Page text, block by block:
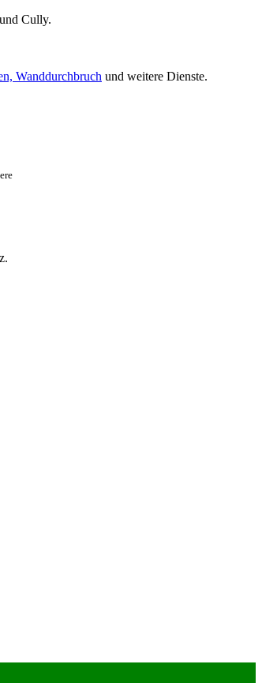
und Cully.
Wanddurchbruch und weitere Dienste.